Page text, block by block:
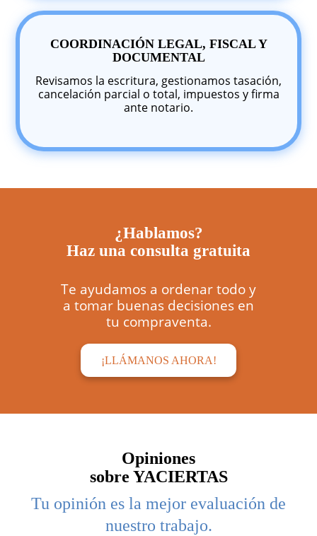
COORDINACIÓN LEGAL, FISCAL Y
DOCUMENTAL
Revisamos la escritura, gestionamos tasación,
cancelación parcial o total, impuestos y firma
ante notario.
¿Hablamos?
Haz una consulta gratuita
Te ayudamos a ordenar todo y
a tomar buenas decisiones en
tu compraventa.
¡LLÁMANOS AHORA!
Opiniones
sobre YACIERTAS
Tu opinión es la mejor evaluación de
nuestro trabajo.